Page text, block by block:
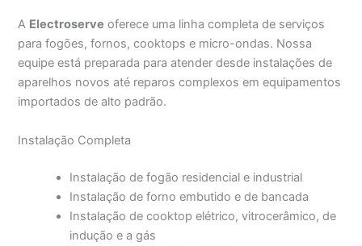
A Electroserve oferece uma linha completa de serviços
para fogões, fornos, cooktops e micro-ondas. Nossa
equipe está preparada para atender desde instalações de
aparelhos novos até reparos complexos em equipamentos
importados de alto padrão.
Instalação Completa
Instalação de fogão residencial e industrial
Instalação de forno embutido e de bancada
Instalação de cooktop elétrico, vitrocerâmico, de
indução e a gás